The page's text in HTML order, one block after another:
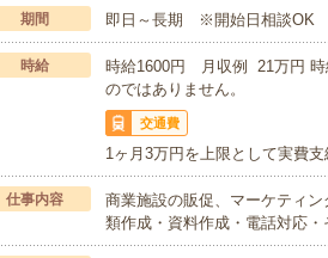
期間 即日～長期 ※開始日相談OK
時給
時給1600円 月収例 21万円 時
のではありません。
交通費
1ヶ月3万円を上限として実費支
仕事内容
商業施設の販促、マーケティ
類作成・資料作成・電話対応